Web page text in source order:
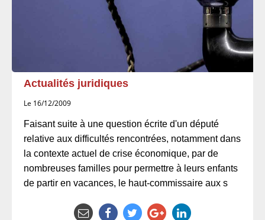
Actualités juridiques
Le 16/12/2009
Faisant suite à une question écrite d'un député
relative aux difficultés rencontrées, notamment dans
la contexte actuel de crise économique, par de
nombreuses familles pour permettre à leurs enfants
de partir en vacances, le haut-commissaire aux s